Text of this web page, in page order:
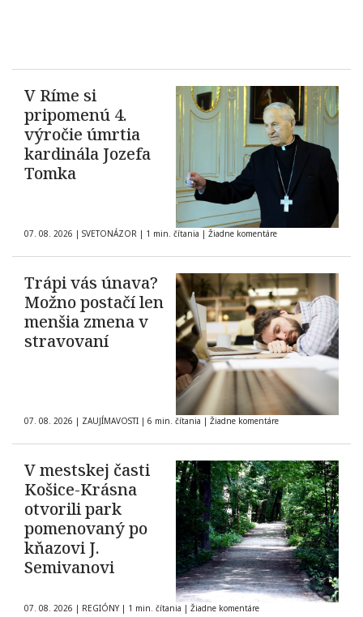
V Ríme si
pripomenú 4.
výročie úmrtia
kardinála Jozefa
Tomka
07. 08. 2026 | SVETONÁZOR | 1 min. čítania | Žiadne komentáre
Trápi vás únava?
Možno postačí len
menšia zmena v
stravovaní
07. 08. 2026 | ZAUJÍMAVOSTI | 6 min. čítania | Žiadne komentáre
V mestskej časti
Košice-Krásna
otvorili park
pomenovaný po
kňazovi J.
Semivanovi
07. 08. 2026 | REGIÓNY | 1 min. čítania | Žiadne komentáre